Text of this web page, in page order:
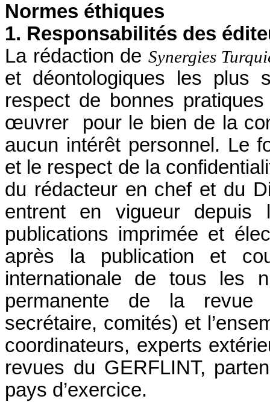
Normes éthiques
1. Responsabilités des
La rédaction de Synergies
et déontologiques les plus
respect de bonnes
œuvrer pour le bien de la
aucun intérêt personnel. Le
et le respect de la
du rédacteur en chef et du
entrent en vigueur depuis
publications imprimée et
après la publication et
internationale de tous les
permanente de la revue
secrétaire, comités) et
coordinateurs, experts
revues du GERFLINT,
pays d’exercice.